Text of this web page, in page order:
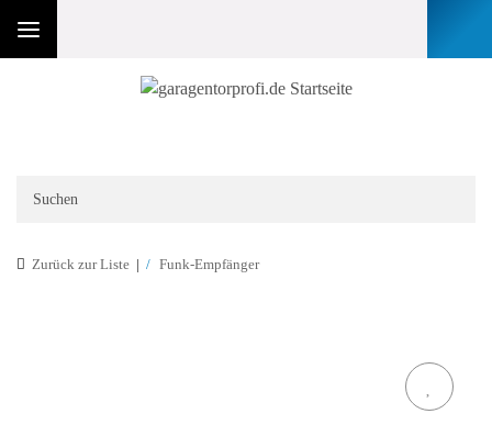
Zurück zur Liste Funk-Empfänger